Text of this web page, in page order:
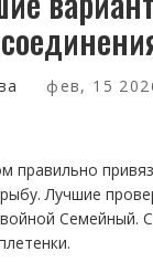
фев, 15
правильно
Лучшие
Семейный.